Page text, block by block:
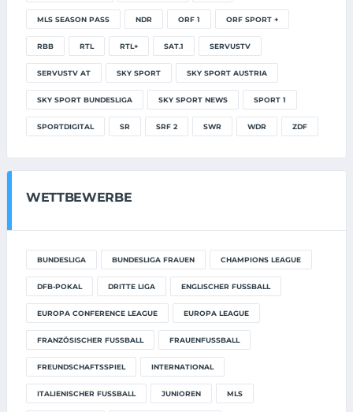
MLS SEASON PASS NDR ORF 1 ORF SPORT +
RBB RTL RTL+ SAT.1 SERVUSTV
SERVUSTV AT SKY SPORT SKY SPORT AUSTRIA
SKY SPORT BUNDESLIGA SKY SPORT NEWS SPORT 1
SPORTDIGITAL SR SRF 2 SWR WDR ZDF
WETTBEWERBE
BUNDESLIGA BUNDESLIGA FRAUEN CHAMPIONS LEAGUE
DFB-POKAL DRITTE LIGA ENGLISCHER FUSSBALL
EUROPA CONFERENCE LEAGUE EUROPA LEAGUE
FRANZÖSISCHER FUSSBALL FRAUENFUSSBALL
FREUNDSCHAFTSSPIEL INTERNATIONAL
ITALIENISCHER FUSSBALL JUNIOREN MLS